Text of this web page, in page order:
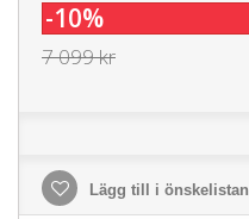
-10%
7 099 kr
Lägg till i önskelistan